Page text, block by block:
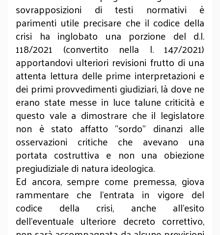
sovrapposizioni di testi normativi è
parimenti utile precisare che il codice della
crisi ha inglobato una porzione del d.l.
118/2021 (convertito nella l. 147/2021)
apportandovi ulteriori revisioni frutto di una
attenta lettura delle prime interpretazioni e
dei primi provvedimenti giudiziari, là dove ne
erano state messe in luce talune criticità e
questo vale a dimostrare che il legislatore
non è stato affatto “sordo” dinanzi alle
osservazioni critiche che avevano una
portata costruttiva e non una obiezione
pregiudiziale di natura ideologica.
Ed ancora, sempre come premessa, giova
rammentare che l’entrata in vigore del
codice della crisi, anche all’esito
dell’eventuale ulteriore decreto correttivo,